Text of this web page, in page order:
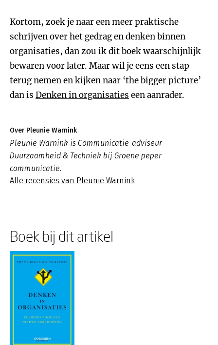
Kortom, zoek je naar een meer praktische
schrijven over het gedrag en denken binnen
organisaties, dan zou ik dit boek waarschijnlijk
bewaren voor later. Maar wil je eens een stap
terug nemen en kijken naar ‘the bigger picture’
dan is Denken in organisaties een aanrader.
Over Pleunie Warnink
Pleunie Warnink is Communicatie-adviseur
Duurzaamheid & Techniek bij Groene peper
communicatie.
Alle recensies van Pleunie Warnink
Boek bij dit artikel